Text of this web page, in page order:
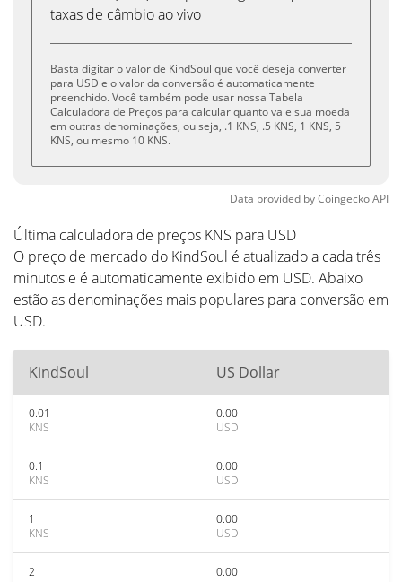
taxas de câmbio ao vivo
Basta digitar o valor de KindSoul que você deseja converter
para USD e o valor da conversão é automaticamente
preenchido. Você também pode usar nossa Tabela
Calculadora de Preços para calcular quanto vale sua moeda
em outras denominações, ou seja, .1 KNS, .5 KNS, 1 KNS, 5
KNS, ou mesmo 10 KNS.
Data provided byCoingeckoAPI
Última calculadora de preços KNS para USD
O preço de mercado do KindSoul é atualizado a cada três
minutos e é automaticamente exibido em USD. Abaixo
estão as denominações mais populares para conversão em
USD.
KindSoul US Dollar
0.01
KNS
0.00
USD
0.1
KNS
0.00
USD
1
KNS
0.00
USD
2
0.00